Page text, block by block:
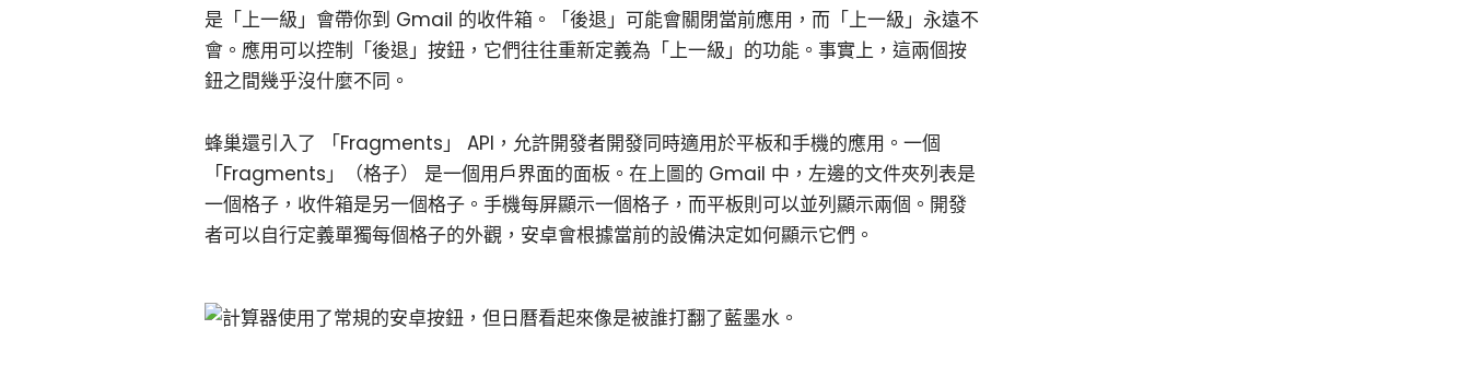
是「上一級」會帶你到 Gmail 的收件箱。「後退」可能會關閉當前應用，而「上一級」永遠不
會。應用可以控制「後退」按鈕，它們往往重新定義為「上一級」的功能。事實上，這兩個按
鈕之間幾乎沒什麼不同。
蜂巢還引入了 「Fragments」 API，允許開發者開發同時適用於平板和手機的應用。一個
「Fragments」（格子） 是一個用戶界面的面板。在上圖的 Gmail 中，左邊的文件夾列表是
一個格子，收件箱是另一個格子。手機每屏顯示一個格子，而平板則可以並列顯示兩個。開發
者可以自行定義單獨每個格子的外觀，安卓會根據當前的設備決定如何顯示它們。